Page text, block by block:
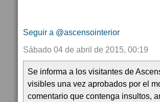
Seguir a @ascensointerior
Sábado 04 de abril de 2015, 00:19
Se informa a los visitantes de
visibles una vez aprobados por el
comentario que contenga insultos,